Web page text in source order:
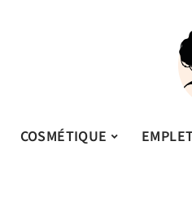
COSMÉTIQUE